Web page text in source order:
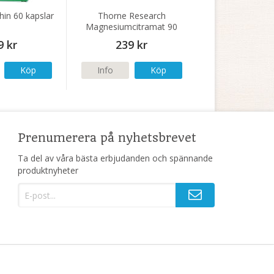
60 kapslar
kr
Köp
Thorne Research
Magnesiumcitramat 90
kapslar
239 kr
Info Köp
Prenumerera på nyhetsbrevet
Ta del av våra bästa erbjudanden och spännande
produktnyheter